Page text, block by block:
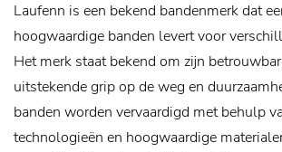
Laufenn is een bekend bandenmerk dat
hoogwaardige banden levert voor
Het merk staat bekend om zijn
uitstekende grip op de weg en
banden worden vervaardigd met behulp
technologieën en hoogwaardige